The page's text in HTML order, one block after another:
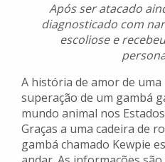
Após ser atacado
diagnosticado com
escoliose e
A história de amor de
superação de um gambá
mundo animal nos
Graças a uma cadeira de
gambá chamado Kewpie